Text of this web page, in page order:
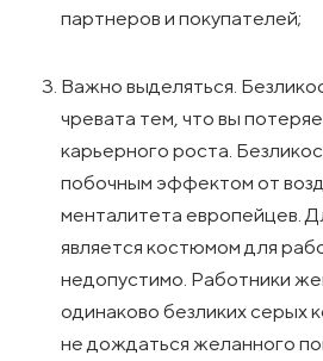
партнеров и покупателей;
Важно выделяться.
чревата тем, что вы
карьерного роста.
побочным эффектом от
менталитета европейцев.
является костюмом для
недопустимо. Работники
одинаково безликих серых
не дождаться желанного